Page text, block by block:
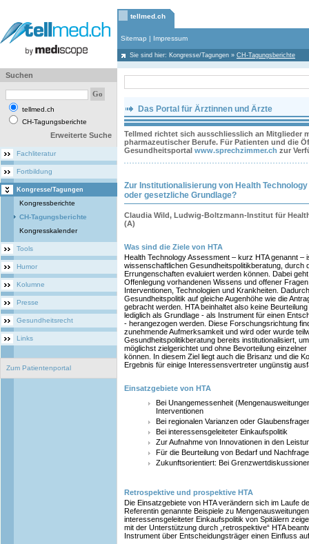
tellmed.ch
Sitemap | Impressum
Sie sind hier: Kongresse/Tagungen » CH-Tagungsberichte
Suchen
tellmed.ch
CH-Tagungsberichte
Erweiterte Suche
Fachliteratur
Fortbildung
Kongresse/Tagungen
Kongressberichte
CH-Tagungsberichte
Kongresskalender
Tools
Humor
Kolumne
Presse
Gesundheitsrecht
Links
Zum Patientenportal
Das Portal für Ärztinnen und Ärzte
Tellmed richtet sich ausschliesslich an Mitglieder
pharmazeutischer Berufe. Für Patienten und die
Gesundheitsportal www.sprechzimmer.ch zur
Zur Institutionalisierung von Health
oder gesetzliche Grundlage?
Claudia Wild, Ludwig-Boltzmann-Institut für
(A)
Was sind die Ziele von HTA
Health Technology Assessment – kurz HTA genannt –
wissenschaftlichen Gesundheitspolitikberatung, durch
Errungenschaften evaluiert werden können. Dabei
Offenlegung vorhandenen Wissens und offener
Interventionen, Technologien und Krankheiten.
Gesundheitspolitik auf gleiche Augenhöhe wie die
gebracht werden. HTA beinhaltet also keine
lediglich als Grundlage - als Instrument für einen
- herangezogen werden. Diese Forschungsrichtung
zunehmende Aufmerksamkeit und wird oder wurde
Gesundheitspolitikberatung bereits institutionalisiert,
möglichst zielgerichtet und ohne Bevorteilung
können. In diesem Ziel liegt auch die Brisanz und die
Ergebnis für einige Interessensvertreter ungünstig
Einsatzgebiete von HTA
Bei Unangemessenheit
Interventionen
Bei regionalen Varianzen oder
Bei interessensgeleiteter Einkaufspolitik
Zur Aufnahme von Innovationen in den
Für die Beurteilung von Bedarf und Nachfrage
Zukunftsorientiert: Bei
Retrospektive und prospektive HTA
Die Einsatzgebiete von HTA verändern sich im Laufe
Referentin genannte Beispiele zu
interessensgeleiteter Einkaufspolitik von Spitälern
mit der Unterstützung durch „retrospektive“ HTA
Instrument über Entscheidungsträger einen Einfluss